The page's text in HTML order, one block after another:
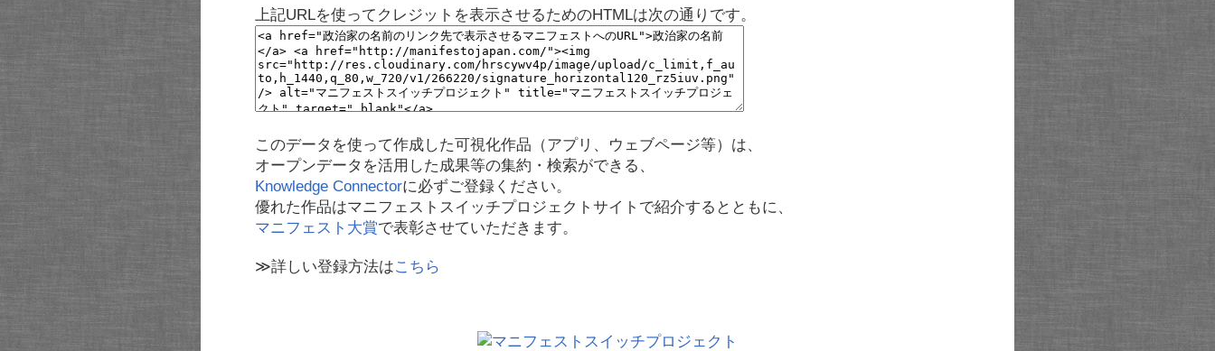
上記URLを使ってクレジットを表示させるためのHTMLは次の通りです。
このデータを使って作成した可視化作品（アプリ、ウェブページ等）は、
オープンデータを活用した成果等の集約・検索ができる、
Knowledge Connectorに必ずご登録ください。
優れた作品はマニフェストスイッチプロジェクトサイトで紹介するとともに、
マニフェスト大賞で表彰させていただきます。
≫詳しい登録方法はこちら